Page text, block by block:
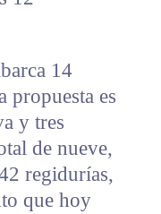
14
propuesta es
y tres
de nueve,
regidurías,
que hoy